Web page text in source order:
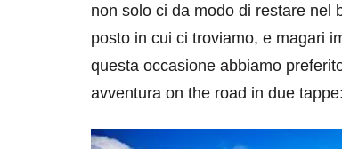
non solo ci da modo di restare nel
posto in cui ci troviamo, e magari
questa occasione abbiamo
avventura on the road in due